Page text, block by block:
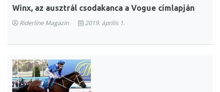
Winx, az ausztrál csodakanca a Vogue címlapján
Riderline Magazin 2019. április 1.